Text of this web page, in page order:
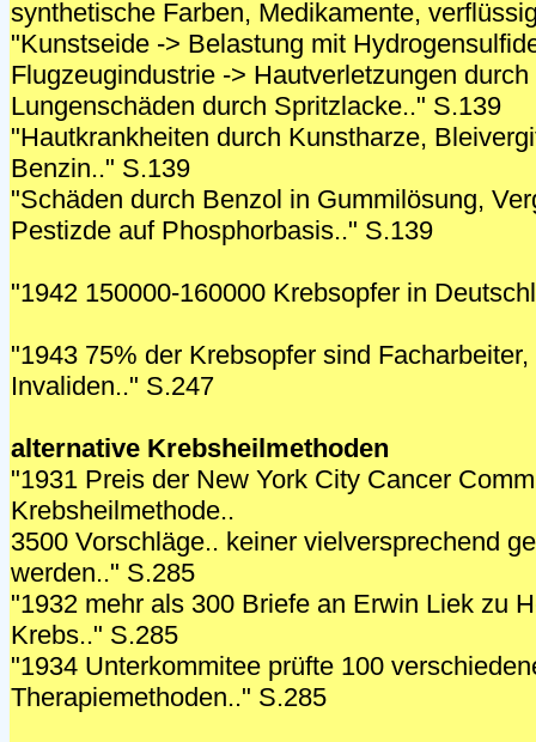
synthetische Farben, Medikamente,
"Kunstseide -> Belastung mit
Flugzeugindustrie -> Hautverletzungen
Lungenschäden durch Spritzlacke.." S.139
"Hautkrankheiten durch Kunstharze,
Benzin.." S.139
"Schäden durch Benzol in Gummilösung,
Pestizde auf Phosphorbasis.." S.139
"1942 150000-160000 Krebsopfer in
"1943 75% der Krebsopfer sind
Invaliden.." S.247
alternative Krebsheilmethoden
"1931 Preis der New York City Cancer
Krebsheilmethode..
3500 Vorschläge.. keiner vielversprechend
werden.." S.285
"1932 mehr als 300 Briefe an Erwin Liek zu
Krebs.." S.285
"1934 Unterkommitee prüfte 100
Therapiemethoden.." S.285